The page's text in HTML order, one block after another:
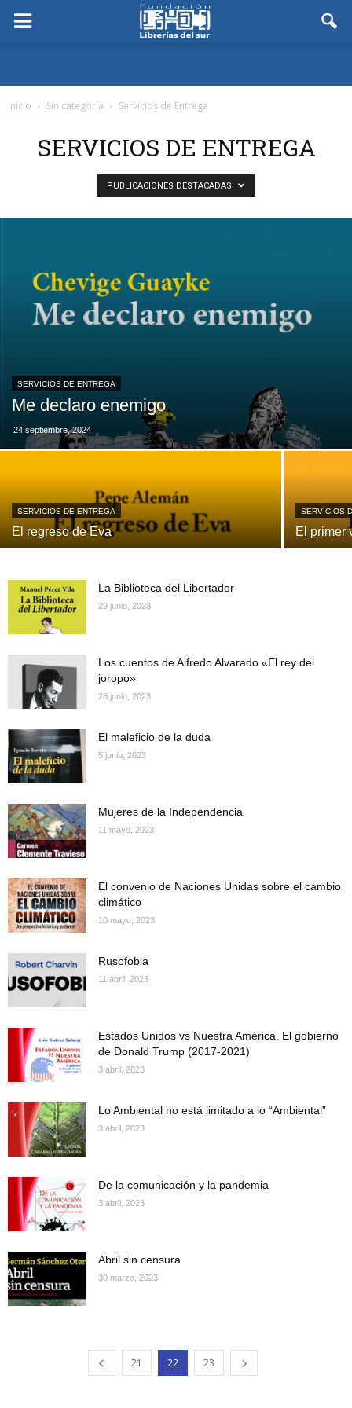
Inicio Sin categoría Servicios de Entrega
SERVICIOS DE ENTREGA
PUBLICACIONES DESTACADAS
SERVICIOS DE ENTREGA
Me declaro enemigo
24 septiembre, 2024
SERVICIOS DE ENTREGA
El regreso de Eva
SERVICIOS
El primer
La Biblioteca del Libertador
29 junio, 2023
Los cuentos de Alfredo Alvarado «El rey del
joropo»
28 junio, 2023
El maleficio de la duda
5 junio, 2023
Mujeres de la Independencia
11 mayo, 2023
El convenio de Naciones Unidas sobre el cambio
climático
10 mayo, 2023
Rusofobia
11 abril, 2023
Estados Unidos vs Nuestra América. El gobierno
de Donald Trump (2017-2021)
3 abril, 2023
Lo Ambiental no está limitado a lo “Ambiental”
3 abril, 2023
De la comunicación y la pandemia
3 abril, 2023
Abril sin censura
30 marzo, 2023
21 22 23